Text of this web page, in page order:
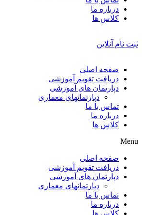
درباره ما
کلاس ها
ثبت نام آنلاین
صفحه اصلی
دریافت تقویم آموزشی
دپارتمان های آموزشی
دپارتمانهای معماری
تماس با ما
درباره ما
کلاس ها
Menu
صفحه اصلی
دریافت تقویم آموزشی
دپارتمان های آموزشی
دپارتمانهای معماری
تماس با ما
درباره ما
کلاس ها